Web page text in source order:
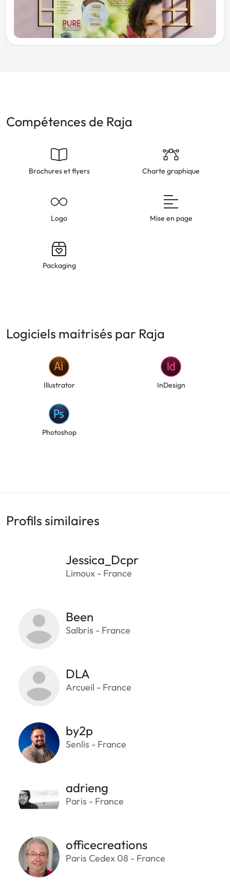
Compétences de Raja
Brochures et flyers Charte graphique
Logo Mise en page
Packaging
Logiciels maitrisés par Raja
Illustrator InDesign
Photoshop
Profils similaires
Jessica_Dcpr
Limoux - France
Been
Salbris - France
DLA
Arcueil - France
by2p
Senlis - France
adrieng
Paris - France
officecreations
Paris Cedex 08 - France